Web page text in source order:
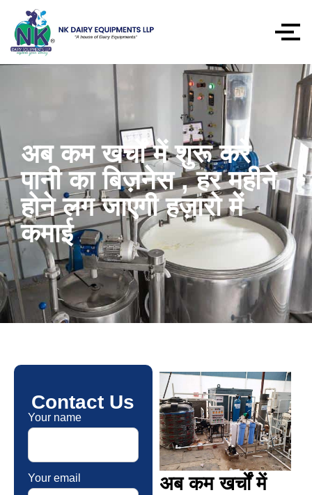
अब कम खर्चों में शुरू करे
पानी का बिज़नेस , हर महीने
होने लग जाएगी हज़ारो में
कमाई
Contact Us
Your name
Your email
अब कम खर्चों में